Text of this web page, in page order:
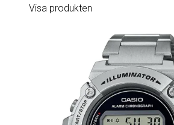
Visa produkten